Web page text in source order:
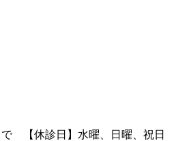
【休診日】水曜、日曜、祝日